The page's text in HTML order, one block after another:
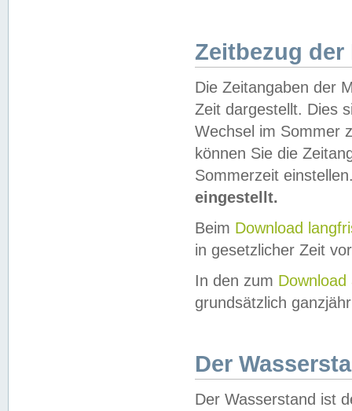
Zeitbezug der
Die Zeitangaben der
Zeit dargestellt. Dies
Wechsel im Sommer
können Sie die
Sommerzeit
eingestellt.
Beim Download
in gesetzlicher Zeit
In den zum Download
grundsätzlich
Der
Der Wasserstand ist